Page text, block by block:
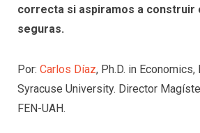
correcta si aspiramos a construir
seguras.
Por: Carlos Díaz, Ph.D. in
Syracuse University. Director
FEN-UAH.